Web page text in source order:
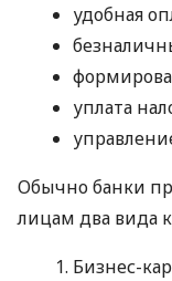
удобная
уплата
Обычно банки
лицам два вида
Бизнес-